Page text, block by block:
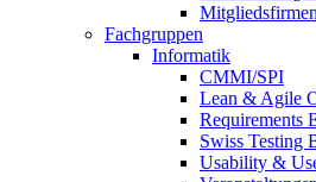
Mitgliedsfirmen
Fachgruppen
Informatik
CMMI/SPI
Lean & Agile
Requirements
Swiss Testing
Usability &